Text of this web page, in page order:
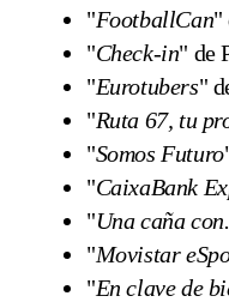
"FootballCan"
"Check-in" de
"Eurotubers"
"Ruta 67, tu
"Somos Futuro
"CaixaBank
"Una caña
"Movistar
"En clave de